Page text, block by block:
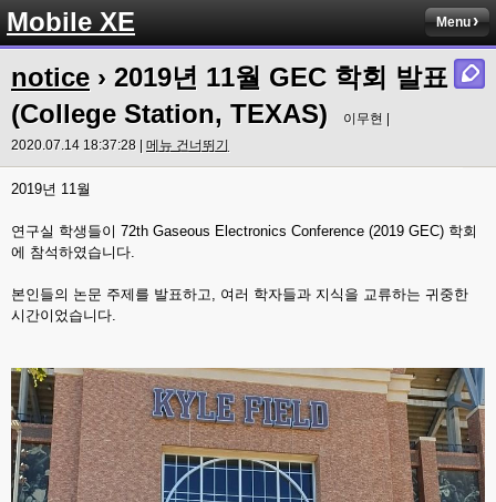
Mobile XE Menu
notice › 2019년 11월 GEC 학회 발표
(College Station, TEXAS)
이무현 |
2020.07.14 18:37:28 | 메뉴 건너뛰기
2019년 11월
연구실 학생들이 72th Gaseous Electronics Conference (2019 GEC) 학회
에 참석하였습니다.
본인들의 논문 주제를 발표하고, 여러 학자들과 지식을 교류하는 귀중한
시간이었습니다.